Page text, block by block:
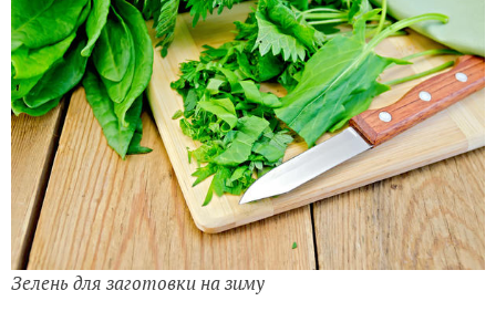
Зелень для заготовки на зиму